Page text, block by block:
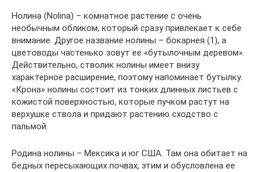
Нолина (Nolina) – комнатное растение с очень
необычным обликом, который сразу привлекает к себе
внимание. Другое название нолины – бокарнея (1), а
цветоводы частенько зовут ее «бутылочным деревом».
Действительно, стволик нолины имеет внизу
характерное расширение, поэтому напоминает бутылку.
«Крона» нолины состоит из тонких длинных листьев с
кожистой поверхностью, которые пучком растут на
верхушке ствола и придают растению сходство с
пальмой.
Родина нолины – Мексика и юг США. Там она обитает на
бедных пересыхающих почвах, этим и обусловлена ее